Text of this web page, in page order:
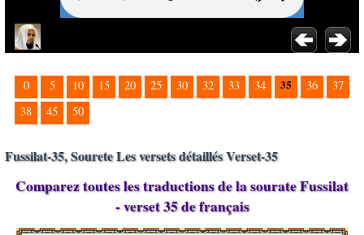
0 5 10 15 20 25 30 32 33 34 35 36
37
38
45 50
Fussilat-35, Sourete Les versets détaillés Verset-35
Comparez toutes les traductions de la sourate Fussilat
- verset 35 de français